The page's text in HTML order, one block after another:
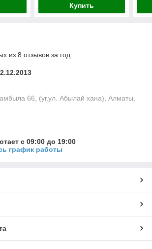
Купить
из 8 отзывов за год
66, (уг.ул. Абылай хана), Алматы,
с 09:00 до 19:00
график работы